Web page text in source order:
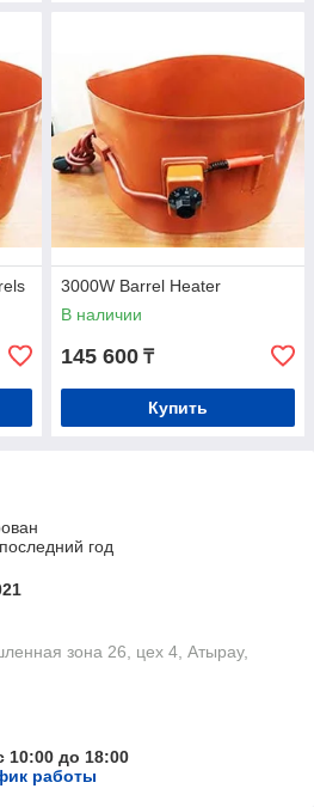
3000W Barrel Heater
В наличии
145 600 ₸
Купить
год
зона 26, цех 4, Атырау,
10:00 до 18:00
работы